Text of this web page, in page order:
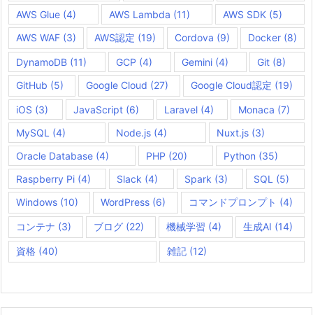
AWS Glue (4) AWS Lambda (11) AWS SDK (5)
AWS WAF (3) AWS認定 (19) Cordova (9) Docker(8)
DynamoDB (11) GCP (4) Gemini(4) Git (8)
GitHub (5) Google Cloud (27) Google Cloud認定 (19)
iOS (3) JavaScript(6) Laravel(4) Monaca (7)
MySQL (4) Node.js(4) Nuxt.js (3)
Oracle Database (4) PHP (20) Python (35)
Raspberry Pi (4) Slack (4) Spark (3) SQL (5)
Windows (10) WordPress (6) コマンドプロンプト (4)
コンテナ (3) ブログ(22) 機械学習 (4) 生成AI (14)
資格 (40) 雑記(12)